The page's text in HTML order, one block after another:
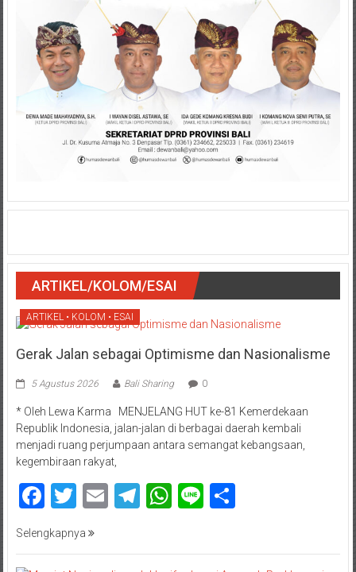
ARTIKEL/KOLOM/ESAI
ARTIKEL • KOLOM • ESAI
Gerak Jalan sebagai Optimisme dan Nasionalisme
5 Agustus 2026 Bali Sharing 0
* Oleh Lewa Karma MENJELANG HUT ke-81 Kemerdekaan
Republik Indonesia, jalan-jalan di berbagai daerah kembali
menjadi ruang perjumpaan antara semangat kebangsaan,
kegembiraan rakyat,
Facebook
Twitter
EmailTelegram
WhatsApp
LineShare
Selengkapnya